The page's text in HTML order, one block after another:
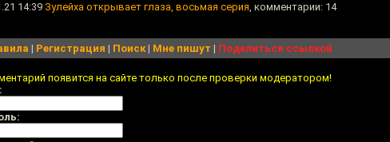
14:39 Зулейха открывает глаза, восьмая серия, комментарии: 14
| Регистрация | Поиск| Мне пишут | Поделиться ссылкой
появится на сайте только после проверки модератором!